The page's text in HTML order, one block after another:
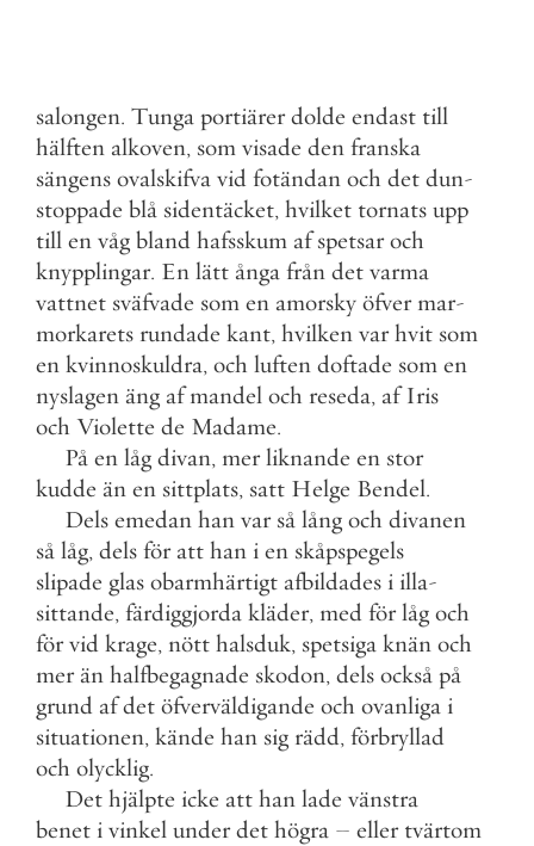
salongen. Tunga portiärer dolde endast till
hälften alkoven, som visade den franska
sängens ovalskifva vid fotändan och det dun-
stoppade blå sidentäcket, hvilket tornats upp
till en våg bland hafsskum af spetsar och
knypplingar. En lätt ånga från det varma
vattnet sväfvade som en amorsky öfver mar-
morkarets rundade kant, hvilken var hvit som
en kvinnoskuldra, och luften doftade som en
nyslagen äng af mandel och reseda, af Iris
och Violette de Madame.
På en låg divan, mer liknande en stor
kudde än en sittplats, satt Helge Bendel.
Dels emedan han var så lång och divanen
så låg, dels för att han i en skåpspegels
slipade glas obarmhärtigt afbildades i illa-
sittande, färdiggjorda kläder, med för låg och
för vid krage, nött halsduk, spetsiga knän och
mer än halfbegagnade skodon, dels också på
grund af det öfverväldigande och ovanliga i
situationen, kände han sig rädd, förbryllad
och olycklig.
Det hjälpte icke att han lade vänstra
benet i vinkel under det högra – eller tvärtom